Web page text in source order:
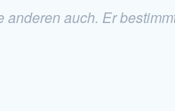
auch. Er